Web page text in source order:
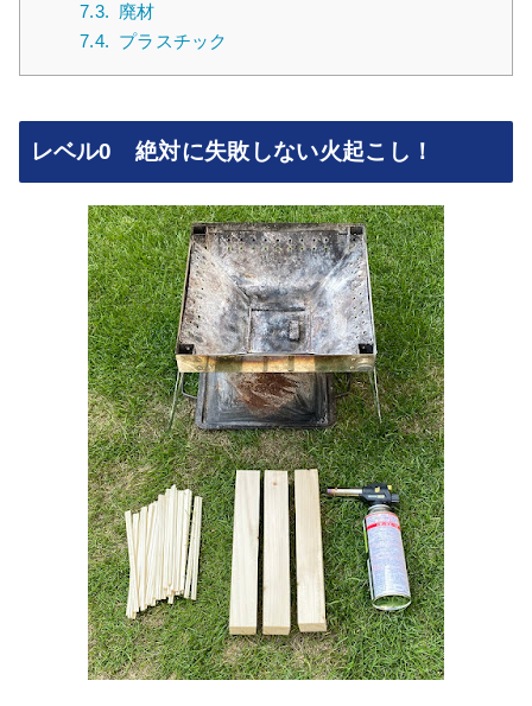
7.3. 廃材
7.4. プラスチック
レベル0 絶対に失敗しない火起こし！